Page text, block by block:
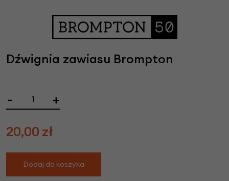
Dźwignia zawiasu Brompton
- +
20,00 zł
Dodaj do koszyka